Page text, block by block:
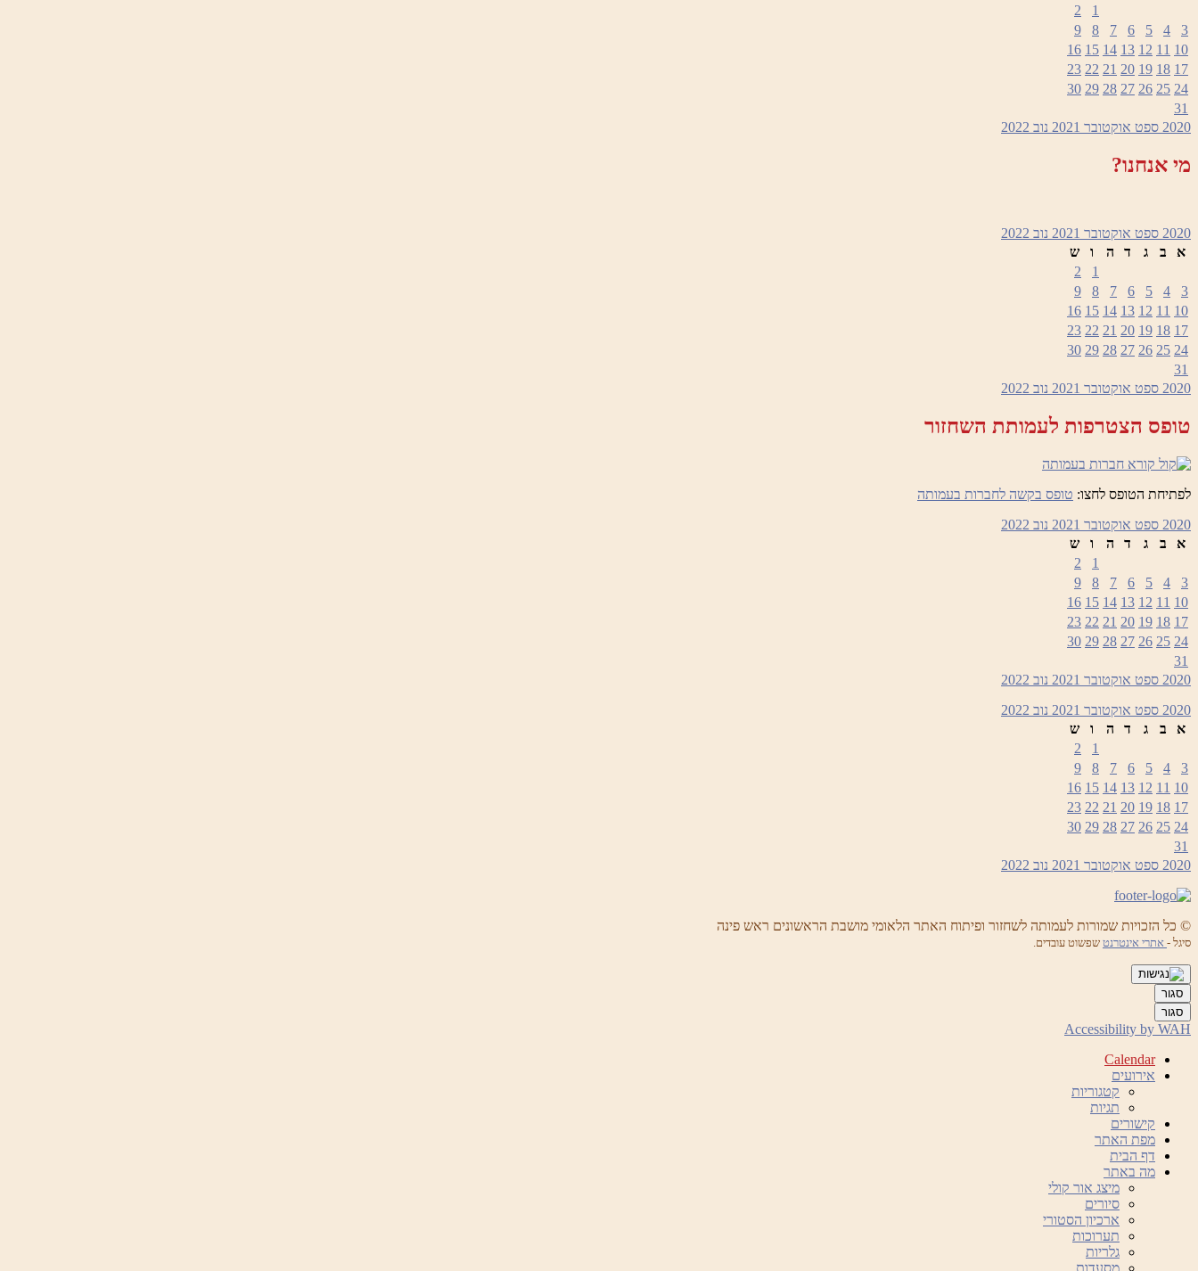
1
2
3
4
5
6
7
8
9
10
11
12
13
14
15
16
17
18
19
20
21
22
23
24
25
26
27
28
29
30
31
2020 ספט אוקטובר 2021 נוב 2022
מי אנחנו?
2020 ספט אוקטובר 2021 נוב 2022
א
ב ג ד ה ו
ש
1
2
3
4
5
6
7
8
9
10
11
12
13
14
15
16
17
18
19
20
21
22
23
24
25
26
27
28
29
30
31
2020 ספט אוקטובר 2021 נוב 2022
טופס הצטרפות לעמותת השחזור
לפתיחת הטופס לחצו: טופס בקשה לחברות בעמותה
2020 ספט אוקטובר 2021 נוב 2022
א
ב ג ד ה ו
ש
1
2
3
4
5
6
7
8
9
10
11
12
13
14
15
16
17
18
19
20
21
22
23
24
25
26
27
28
29
30
31
2020 ספט אוקטובר 2021 נוב 2022
2020 ספט אוקטובר 2021 נוב 2022
א
ב ג ד ה ו
ש
1
2
3
4
5
6
7
8
9
10
11
12
13
14
15
16
17
18
19
20
21
22
23
24
25
26
27
28
29
30
31
2020 ספט אוקטובר 2021 נוב 2022
© כל הזכויות שמורות לעמותה לשחזור ופיתוח האתר הלאומי מושבת הראשונים ראש פינה
סיגל - אתרי אינטרנט שפשוט עובדים.
סגור
סגור
Accessibility by WAH
Calendar
אירועים
קטגוריות
תגיות
קישורים
מפת האתר
דף הבית
מה באתר
מיצג אור קולי
סיורים
ארכיון הסטורי
תערוכות
גלריות
מסעדות